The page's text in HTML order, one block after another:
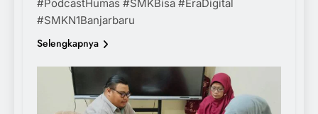
#PodcastHumas #SMKBisa #EraDigital
#SMKN1Banjarbaru
Selengkapnya